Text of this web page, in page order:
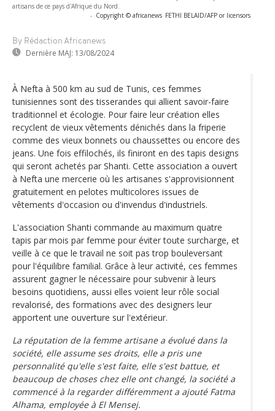
artisans de ce pays d'Afrique du Nord.
- Copyright © africanews FETHI BELAID/AFP or licensors
By Rédaction Africanews
Dernière MAJ: 13/08/2024
À Nefta à 500 km au sud de Tunis, ces femmes
tunisiennes sont des tisserandes qui allient savoir-faire
traditionnel et écologie. Pour faire leur création elles
recyclent de vieux vêtements dénichés dans la friperie
comme des vieux bonnets ou chaussettes ou encore des
jeans. Une fois effilochés, ils finiront en des tapis designs
qui seront achetés par Shanti. Cette association a ouvert
à Nefta une mercerie où les artisanes s'approvisionnent
gratuitement en pelotes multicolores issues de
vêtements d'occasion ou d'invendus d'industriels.
L'association Shanti commande au maximum quatre
tapis par mois par femme pour éviter toute surcharge, et
veille à ce que le travail ne soit pas trop bouleversant
pour l'équilibre familial. Grâce à leur activité, ces femmes
assurent gagner le nécessaire pour subvenir à leurs
besoins quotidiens, aussi elles voient leur rôle social
revalorisé, des formations avec des designers leur
apportent une ouverture sur l'extérieur.
La réputation de la femme artisane a évolué dans la
société, elle assume ses droits, elle a pris une
personnalité qu'elle s'est faite, elle s'est battue, et
beaucoup de choses chez elle ont changé, la société a
commencé à la regarder différemment a ajouté Fatma
Alhama, employée à El Mensej.